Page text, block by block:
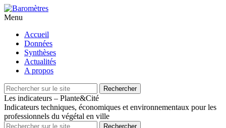
Menu
contenu
principal
Accueil
Données
Synthèses
Actualités
A propos
Recherche
pour
Rechercher
Les indicateurs – Plante&Cité
Indicateurs techniques, économiques et environnementaux pour les
professionnels du végétal en ville
Recherche
Rechercher